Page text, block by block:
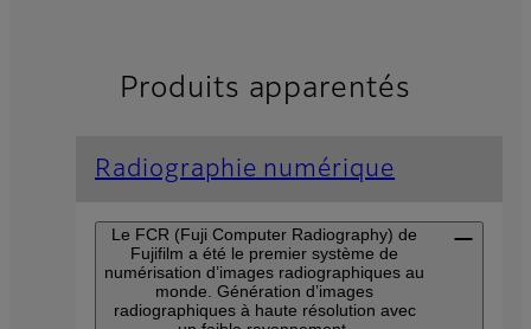
Produits apparentés
Radiographie numérique
Le FCR (Fuji Computer Radiography) de
Fujifilm a été le premier système de
numérisation d’images radiographiques au
monde. Génération d’images
radiographiques à haute résolution avec